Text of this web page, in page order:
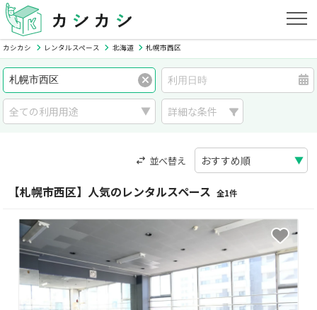
カシカシ レンタルスペース 北海道 札幌市西区
詳細な条件
並べ替え
【札幌市西区】人気のレンタルスペース 全1件